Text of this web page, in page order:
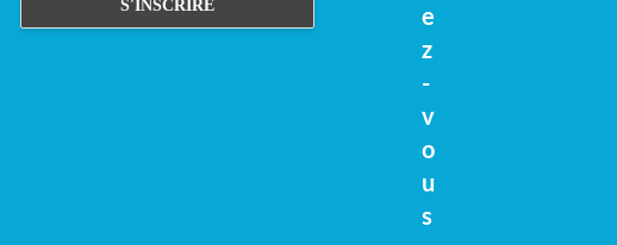
e
z
-
v
o
u
s